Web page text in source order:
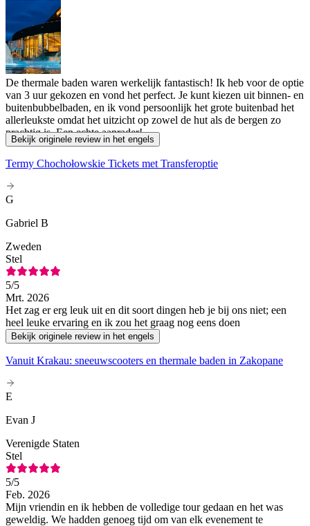
De thermale baden waren werkelijk fantastisch! Ik heb voor de optie
van 3 uur gekozen en vond het perfect. Je kunt kiezen uit binnen- en
buitenbubbelbaden, en ik vond persoonlijk het grote buitenbad het
allerleukste omdat het uitzicht op zowel de hut als de bergen zo
prachtig is. Een echte aanrader!
Bekijk originele review in het engels
Termy Chochołowskie Tickets met Transferoptie
G
Gabriel B
Zweden
Stel
5/5
Mrt. 2026
Het zag er erg leuk uit en dit soort dingen heb je bij ons niet; een
heel leuke ervaring en ik zou het graag nog eens doen
Bekijk originele review in het engels
Vanuit Krakau: sneeuwscooters en thermale baden in Zakopane
E
Evan J
Verenigde Staten
Stel
5/5
Feb. 2026
Mijn vriendin en ik hebben de volledige tour gedaan en het was
geweldig. We hadden genoeg tijd om van elk evenement te